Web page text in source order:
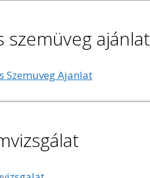
szemüveg ajánlat